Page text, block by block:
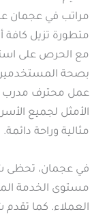
مراتب في عجمان
متطورة تزيل كافة
مع الحرص على
بصحة
عمل محترف مدرب
الأمثل لجميع
مثالية وراحة دائمة.
في عجمان، تحظى
مستوى الخدمة
العملاء. كما